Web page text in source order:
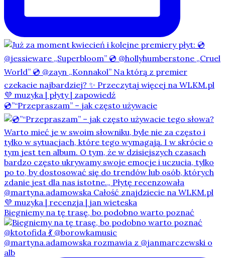
💿”“Przepraszam” – jak często używacie
Biegniemy na tę trasę, bo podobno warto poznać
@martyna.adamowska rozmawia z @janmarczewski o
alb